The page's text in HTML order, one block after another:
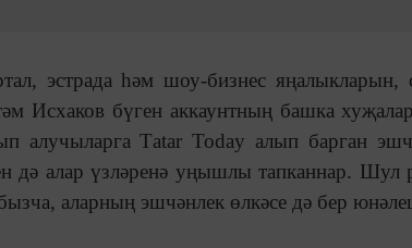
эстрада һәм шоу-бизнес яңалыкларын,
Исхаков бүген аккаунтның башка
алучыларга Тatar Today алып барган
дә алар үзләренә уңышлы тапканнар. Шул
аларның эшчәнлек өлкәсе дә бер